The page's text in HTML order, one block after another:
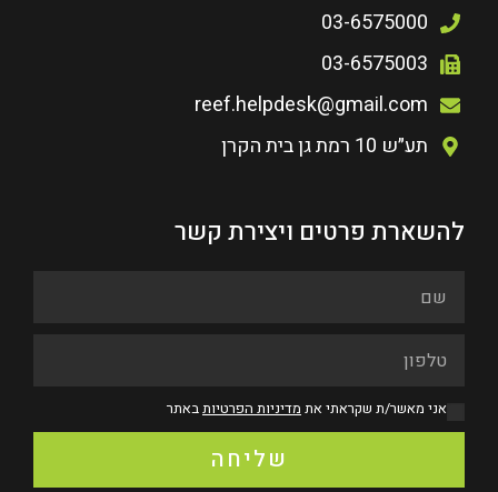
03-6575000
03-6575003
reef.helpdesk@gmail.com
תע״ש 10 רמת גן בית הקרן
להשארת פרטים ויצירת קשר
אני מאשר/ת שקראתי את מדיניות הפרטיותבאתר
שליחה